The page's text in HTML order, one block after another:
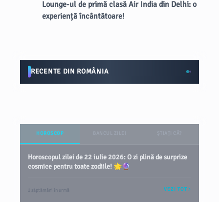
Lounge-ul de primă clasă Air India din Delhi: o
experiență încântătoare!
RECENTE DIN ROMÂNIA
HOROSCOP
Horoscopul zilei de 22 iulie 2026: O zi plină de surprize
cosmice pentru toate zodiile! 🌟🔮
2 săptămâni în urmă VEZI TOT